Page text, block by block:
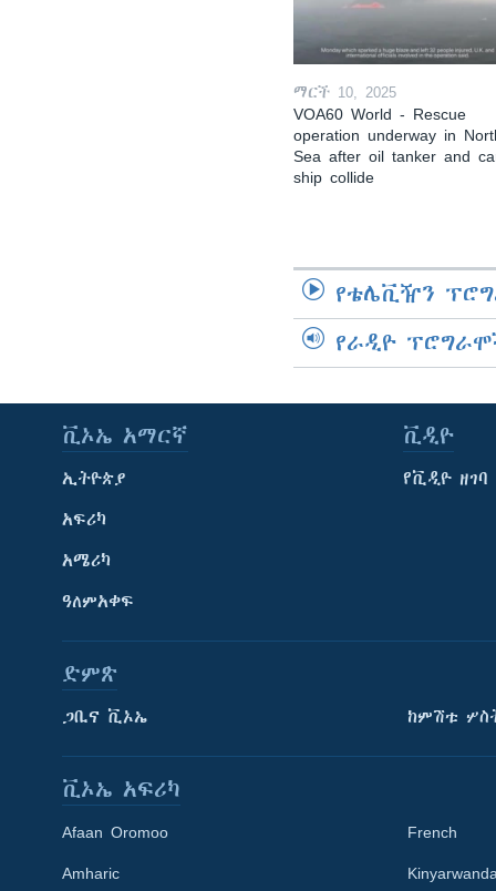
ማርች 10, 2025
VOA60 World - Rescue
operation underway in
Sea after oil tanker and
ship collide
የቴሌቪዥን
የራዲዮ
ቪኦኤ አማርኛ
ኢትዮጵያ
አፍሪካ
አሜሪካ
ዓለምአቀፍ
ቪዲዮ
የቪዲዮ ዘገባ
ድምጽ
ጋቢና ቪኦኤ ከምሽቱ
ቪኦኤ አፍሪካ
Afaan Oromoo
Amharic
French